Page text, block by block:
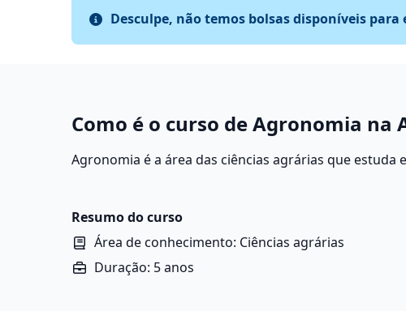
Desculpe, não temos bolsas disponíveis
Como é o curso de Agronomia na
Agronomia é a área das ciências agrárias que estuda
Resumo do curso
Área de conhecimento: Ciências agrárias
Duração: 5 anos